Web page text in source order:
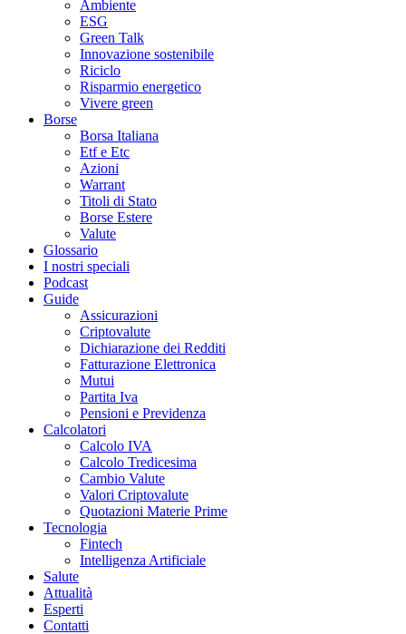
Ambiente
ESG
Green Talk
Innovazione sostenibile
Riciclo
Risparmio energetico
Vivere green
Borse
Borsa Italiana
Etf e Etc
Azioni
Warrant
Titoli di Stato
Borse Estere
Valute
Glossario
I nostri speciali
Podcast
Guide
Assicurazioni
Criptovalute
Dichiarazione dei Redditi
Fatturazione Elettronica
Mutui
Partita Iva
Pensioni e Previdenza
Calcolatori
Calcolo IVA
Calcolo Tredicesima
Cambio Valute
Valori Criptovalute
Quotazioni Materie Prime
Tecnologia
Fintech
Intelligenza Artificiale
Salute
Attualità
Esperti
Contatti